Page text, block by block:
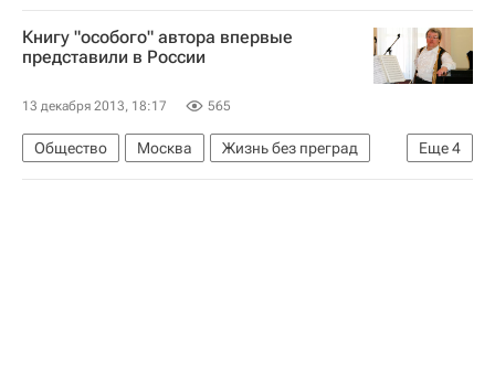
Весь мир
Госдума РФ
Здоровье
Россия
Книгу "особого" автора впервые
представили в России
13 декабря 2013, 18:17 565
Еще4
Общество Москва
Жизнь без преград
Весь мир
Европа Даунсайд Ап Россия